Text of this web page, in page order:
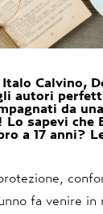
Calvino,
autori
da
Lo sapevi che
a 17 anni?
fa venire